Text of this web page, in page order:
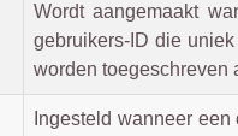
Wordt aangemaakt
gebruikers-ID die
worden toegeschreven
Ingesteld wanneer